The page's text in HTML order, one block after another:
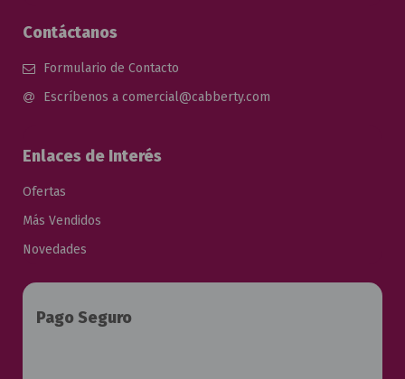
Contáctanos
Formulario de Contacto
Escríbenos a comercial@cabberty.com
Enlaces de Interés
Ofertas
Más Vendidos
Novedades
Pago Seguro